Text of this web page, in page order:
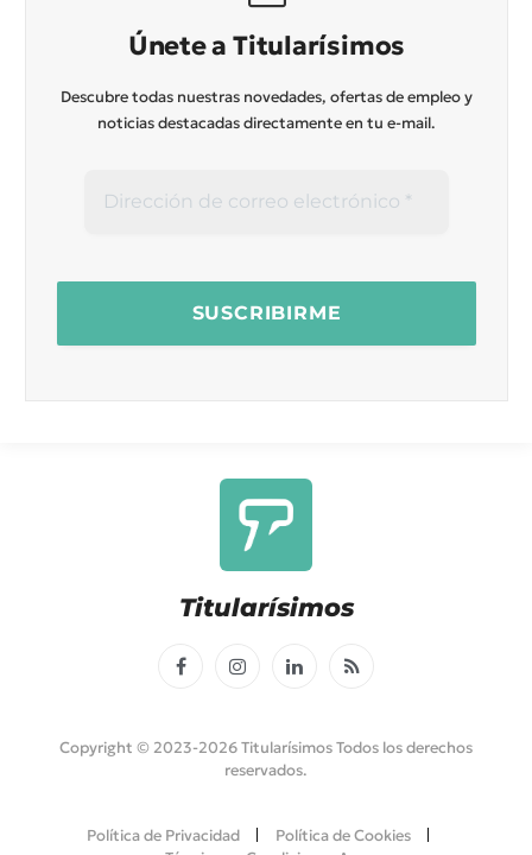
Únete a Titularísimos
Descubre todas nuestras novedades, ofertas de empleo y
noticias destacadas directamente en tu e-mail.
Titularísimos
FacebookInstagramLinkedInRSS
Copyright © 2023-2026 Titularísimos Todos los derechos
reservados.
Política de Privacidad
Política de Cookies